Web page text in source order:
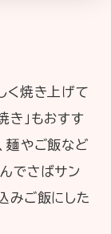
く焼き上げて
き」もおすす
麺やご飯など
でさばサン
みご飯にした